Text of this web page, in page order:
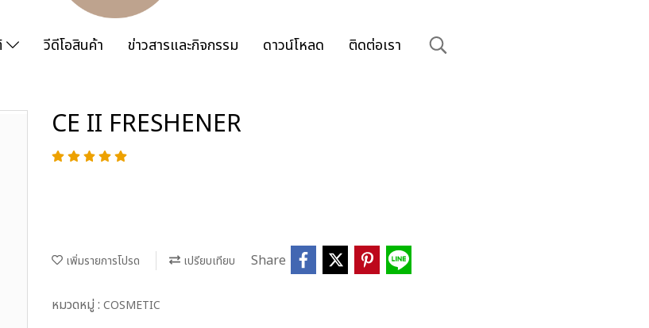
วีดีโอสินค้า ข่าวสารและกิจกรรม ดาวน์โหลด ติดต่อเรา
CE II FRESHENER
เพิ่มรายการโปรด เปรียบเทียบ Share
หมวดหมู่ : COSMETIC